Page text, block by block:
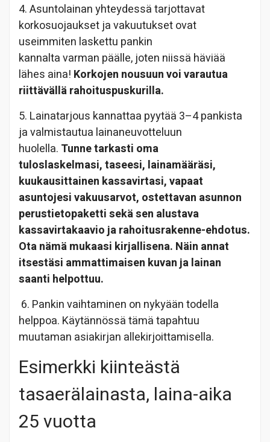
4. Asuntolainan yhteydessä tarjottavat
korkosuojaukset ja vakuutukset ovat
useimmiten laskettu pankin
kannalta varman päälle, joten niissä häviää
lähes aina! Korkojen nousuun voi varautua
riittävällä rahoituspuskurilla.
5. Lainatarjous kannattaa pyytää 3–4 pankista
ja valmistautua lainaneuvotteluun
huolella. Tunne tarkasti oma
tuloslaskelmasi, taseesi, lainamääräsi,
kuukausittainen kassavirtasi, vapaat
asuntojesi vakuusarvot, ostettavan asunnon
perustietopaketti sekä sen alustava
kassavirtakaavio ja rahoitusrakenne-ehdotus.
Ota nämä mukaasi kirjallisena. Näin annat
itsestäsi ammattimaisen kuvan ja lainan
saanti helpottuu.
6. Pankin vaihtaminen on nykyään todella
helppoa. Käytännössä tämä tapahtuu
muutaman asiakirjan allekirjoittamisella.
Esimerkki kiinteästä
tasaerälainasta, laina-aika
25 vuotta